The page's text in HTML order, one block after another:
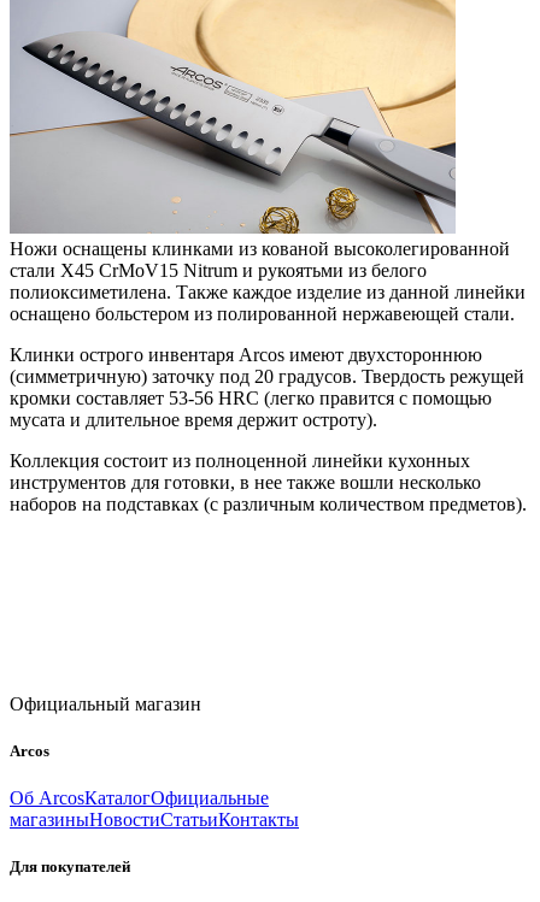
Ножи оснащены клинками из кованой высоколегированной
стали X45 CrMoV15 Nitrum и рукоятьми из белого
полиоксиметилена. Также каждое изделие из данной линейки
оснащено больстером из полированной нержавеющей стали.
Клинки острого инвентаря Arcos имеют двухстороннюю
(симметричную) заточку под 20 градусов. Твердость режущей
кромки составляет 53-56 HRC (легко правится с помощью
мусата и длительное время держит остроту).
Коллекция состоит из полноценной линейки кухонных
инструментов для готовки, в нее также вошли несколько
наборов на подставках (с различным количеством предметов).
Официальный магазин
Arcos
Об ArcosКаталогОфициальные
магазиныНовостиСтатьиКонтакты
Для покупателей